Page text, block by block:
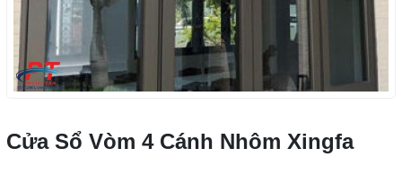
Cửa Sổ Vòm 4 Cánh Nhôm Xingfa